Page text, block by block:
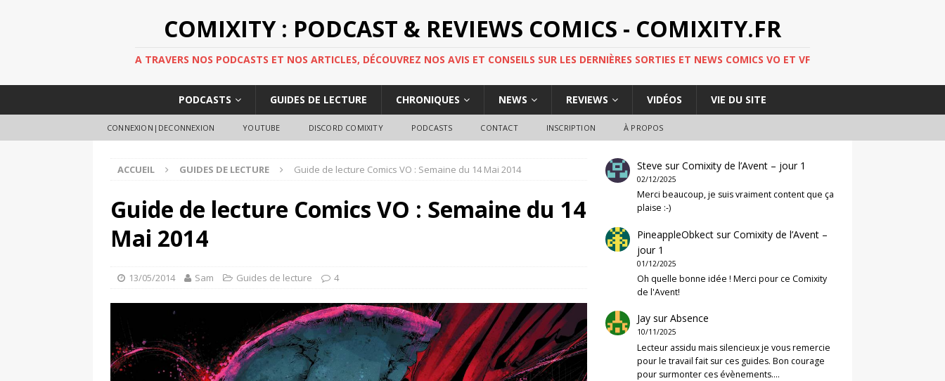
COMIXITY : PODCAST & REVIEWS COMICS - COMIXITY.FR
A TRAVERS NOS PODCASTS ET NOS ARTICLES, DÉCOUVREZ NOS AVIS ET CONSEILS SUR LES DERNIÈRES SORTIES ET NEWS COMICS VO ET VF
PODCASTS GUIDES DE LECTURE CHRONIQUES NEWS REVIEWS VIDÉOS VIE DU SITE
CONNEXION|DECONNEXION YOUTUBE DISCORD COMIXITY PODCASTS CONTACT INSCRIPTION À PROPOS
ACCUEIL GUIDES DE LECTURE Guide de lecture Comics VO : Semaine du 14 Mai 2014
Guide de lecture Comics VO : Semaine du 14
Mai 2014
13/05/2014 Sam Guides de lecture 4
Steve surComixity de l’Avent – jour 1
02/12/2025
Merci beaucoup, je suis vraiment content que ça
plaise :-)
PineappleObkect surComixity de l’Avent –
jour 1
01/12/2025
Oh quelle bonne idée ! Merci pour ce Comixity
de l'Avent!
Jay surAbsence
10/11/2025
Lecteur assidu mais silencieux je vous remercie
pour le travail fait sur ces guides. Bon courage
pour surmonter ces évènements.…